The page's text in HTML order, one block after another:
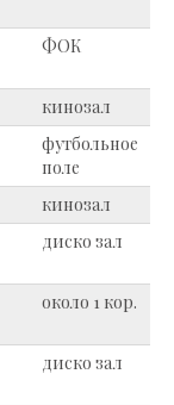
ФОК
кинозал
футбольное
поле
кинозал
диско зал
около 1 кор.
диско зал